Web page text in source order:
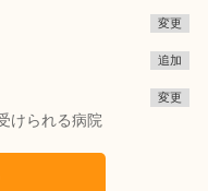
変更
追加
けられる病院
変更